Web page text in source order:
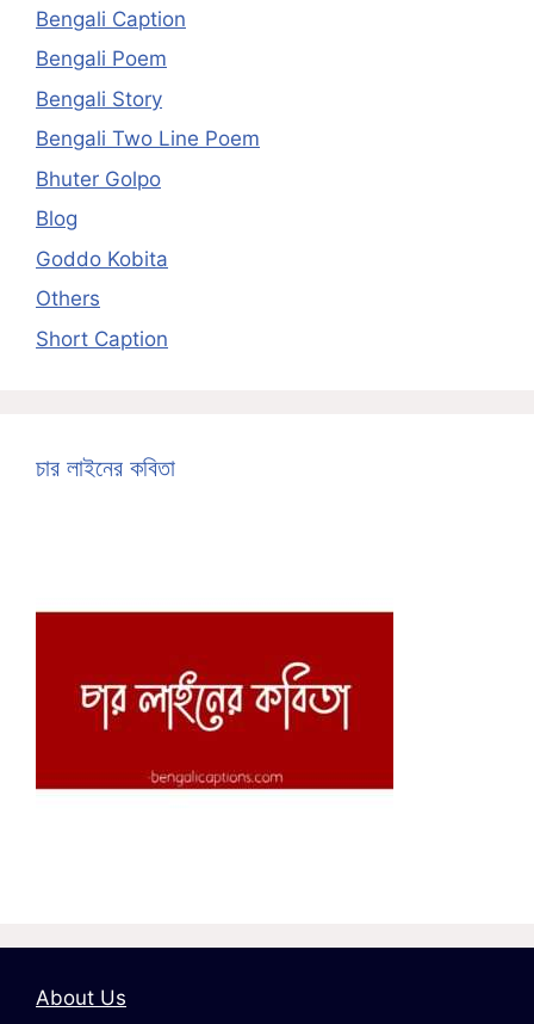
Bengali Caption
Bengali Poem
Bengali Story
Bengali Two Line Poem
Bhuter Golpo
Blog
Goddo Kobita
Others
Short Caption
চার লাইনের কবিতা
About Us